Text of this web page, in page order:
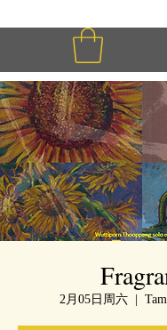
2月05日周六